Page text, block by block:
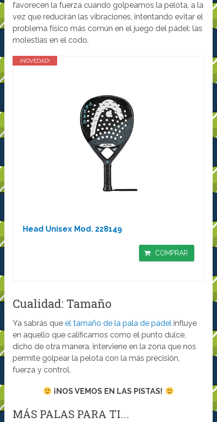
favorecen la fuerza cuando golpeamos la pelota, a la
vez que reducirán las vibraciones, intentando evitar el
problema físico más común en el juego del pádel: las
molestias en el codo.
¡NOVEDAD!
Head Unisex Mod. 228149
COMPRAR
Cualidad: Tamaño
Ya sabrás queel tamaño de la pala de pádel influye
en aquello que calificamos como el punto dulce,
dicho de otra manera, interviene en la zona que nos
permite golpear la pelota con la más precisión,
fuerza y control.
¡NOS VEMOS EN LAS PISTAS!
MÁS PALAS PARA TI...